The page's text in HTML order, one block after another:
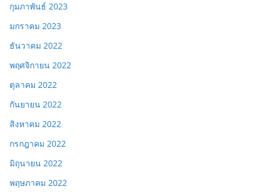
กุมภาพันธ์ 2023
มกราคม 2023
ธันวาคม 2022
พฤศจิกายน 2022
ตุลาคม 2022
กันยายน 2022
สิงหาคม 2022
กรกฎาคม 2022
มิถุนายน 2022
พฤษภาคม 2022